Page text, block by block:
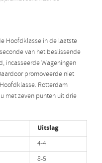
Hoofdklasse in de laatste
van het beslissende
incasseerde Wageningen
promoveerde niet
Rotterdam
met zeven punten uit drie
Uitslag
4-4
8-5